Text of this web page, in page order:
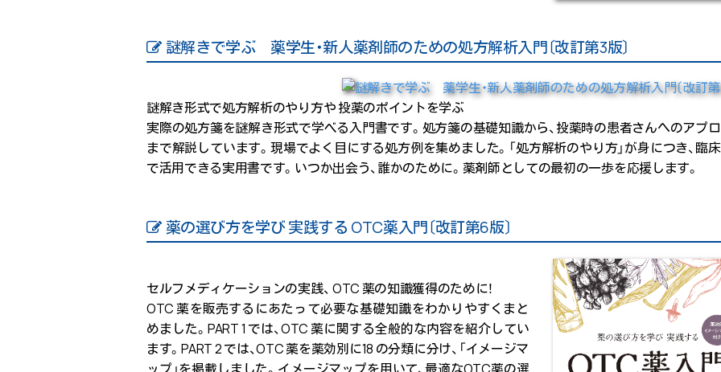
謎解きで学ぶ 薬学生・新人薬剤師のための処方解析入門〔改訂第3版〕
謎解き形式で処方解析のやり方や 投薬のポイントを学ぶ
実際の処方箋を謎解き形式で学べる入門書です。処方箋の基礎知識から、投薬時の患者さんへのアプ
まで解説しています。現場でよく目にする処方例を集めました。「処方解析のやり方」が身につき、臨
で活用できる実用書です。いつか出会う、誰かのために。薬剤師としての最初の一歩を応援します。
薬の選び方を学び 実践する OTC薬入門〔改訂第6版〕
セルフメディケーションの実践、 OTC 薬の知識獲得のために！
OTC 薬を販売するにあたって必要な基礎知識をわかりやすくまと
めました。PART 1 では、OTC 薬に関する全般的な内容を紹介してい
ます。PART 2 では、OTC 薬を薬効別に18 の分類に分け、「イメージマ
ップ」を掲載しました。イメージマップを用いて、最適なOTC薬の選